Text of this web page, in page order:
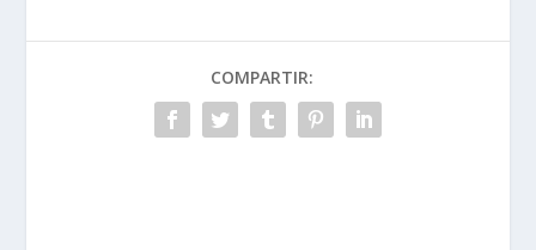
COMPARTIR: